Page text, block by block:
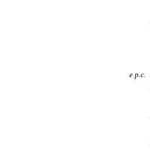
e p.c.